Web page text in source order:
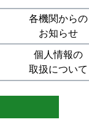
各機関からの
お知らせ
個人情報の
取扱について